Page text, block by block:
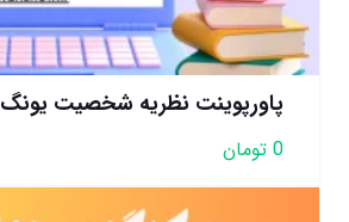
پاورپوینت نظریه شخصیت یونگ pdf
0 تومان